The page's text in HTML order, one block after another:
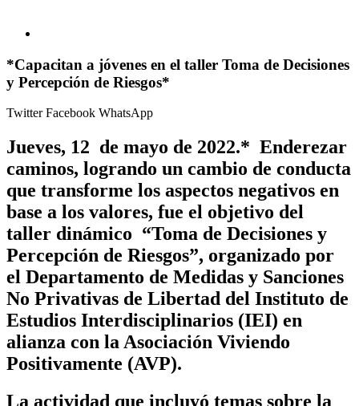
*Capacitan a jóvenes en el taller Toma de Decisiones
y Percepción de Riesgos*
TwitterFacebook WhatsApp
Jueves, 12 de mayo de 2022.* Enderezar
caminos, logrando un cambio de conducta
que transforme los aspectos negativos en
base a los valores, fue el objetivo del
taller dinámico “Toma de Decisiones y
Percepción de Riesgos”, organizado por
el Departamento de Medidas y Sanciones
No Privativas de Libertad del Instituto de
Estudios Interdisciplinarios (IEI) en
alianza con la Asociación Viviendo
Positivamente (AVP).
La actividad que incluyó temas sobre la